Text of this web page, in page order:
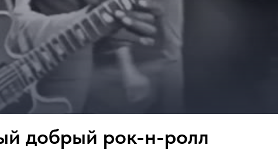
добрый рок-н-ролл